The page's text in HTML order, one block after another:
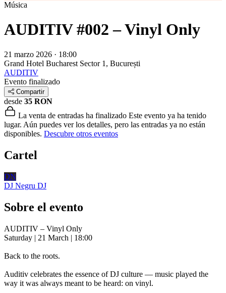
Música
AUDITIV #002 – Vinyl Only
21 marzo 2026 · 18:00
Grand Hotel Bucharest Sector 1, București
AUDITIV
Evento finalizado
Compartir
desde 35 RON
La venta de entradas ha finalizado Este evento ya ha tenido
lugar. Aún puedes ver los detalles, pero las entradas ya no están
disponibles. Descubre otros eventos
Cartel
DN
DJ Negru DJ
Sobre el evento
AUDITIV – Vinyl Only
Saturday | 21 March | 18:00
Back to the roots.
Auditiv celebrates the essence of DJ culture — music played the
way it was always meant to be heard: on vinyl.